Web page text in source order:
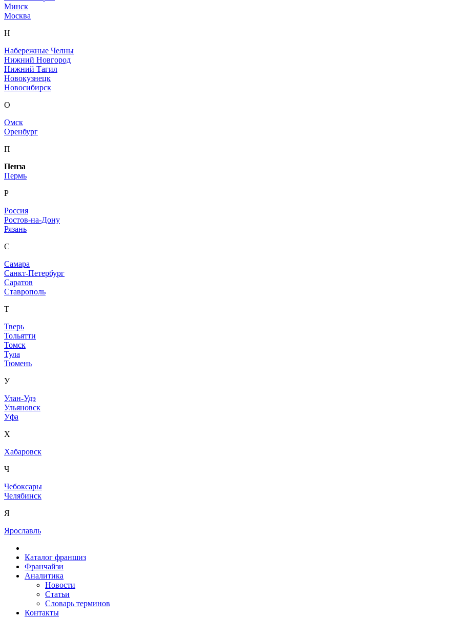
Минск
Москва
Н
Набережные Челны
Нижний Новгород
Нижний Тагил
Новокузнецк
Новосибирск
О
Омск
Оренбург
П
Пенза
Пермь
Р
Россия
Ростов-на-Дону
Рязань
С
Самара
Санкт-Петербург
Саратов
Ставрополь
Т
Тверь
Тольятти
Томск
Тула
Тюмень
У
Улан-Удэ
Ульяновск
Уфа
Х
Хабаровск
Ч
Чебоксары
Челябинск
Я
Ярославль
Каталог франшиз
Франчайзи
Аналитика
Новости
Статьи
Словарь терминов
Контакты